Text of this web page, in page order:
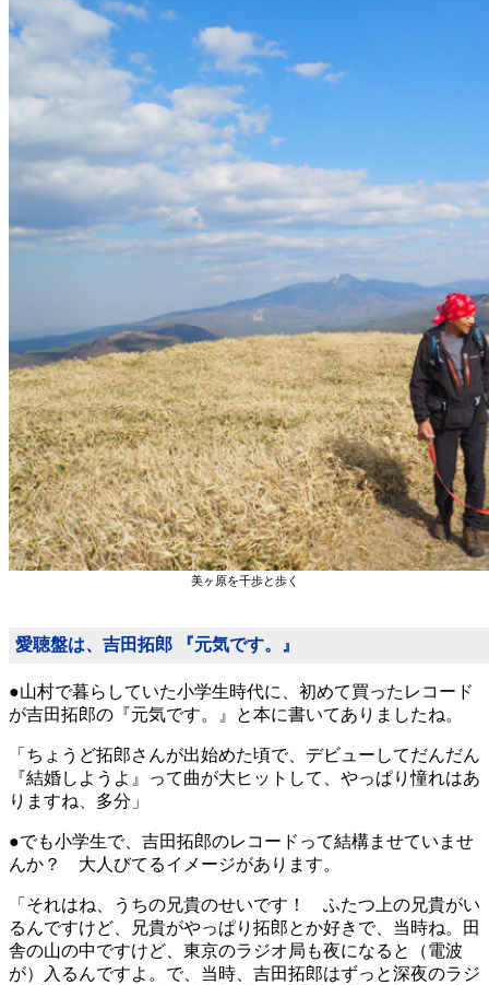
美ヶ原を千歩と歩く
愛聴盤は、吉田拓郎 『元気です。』
●山村で暮らしていた小学生時代に、初めて買ったレコード
が吉田拓郎の『元気です。』と本に書いてありましたね。
「ちょうど拓郎さんが出始めた頃で、デビューしてだんだん
『結婚しようよ』って曲が大ヒットして、やっぱり憧れはあ
りますね、多分」
●でも小学生で、吉田拓郎のレコードって結構ませていませ
んか？ 大人びてるイメージがあります。
「それはね、うちの兄貴のせいです！ ふたつ上の兄貴がい
るんですけど、兄貴がやっぱり拓郎とか好きで、当時ね。田
舎の山の中ですけど、東京のラジオ局も夜になると（電波
が）入るんですよ。で、当時、吉田拓郎はずっと深夜のラジ